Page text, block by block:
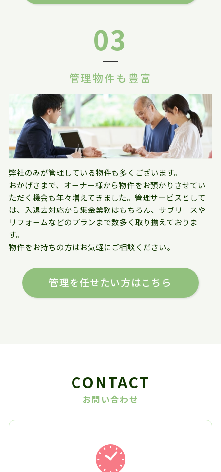
03
管理物件も豊富
弊社のみが管理している物件も多くございます。
おかげさまで、オーナー様から物件をお預かりさせてい
ただく機会も年々増えてきました。管理サービスとして
は、入退去対応から集金業務はもちろん、サブリースや
リフォームなどのプランまで数多く取り揃えておりま
す。
物件をお持ちの方はお気軽にご相談ください。
管理を任せたい方はこちら
CONTACT
お問い合わせ